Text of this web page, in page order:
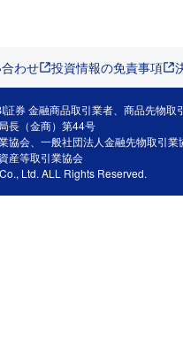
わせ 投資情報の免責事項
券 金融商品取引業者、商品先物取
長（金商）第44号
協会、一般社団法人金融先物取引
産等取引業協会
Ltd. ALL Rights Reserved.